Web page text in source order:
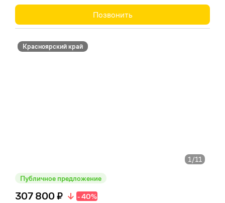
Позвонить
Красноярский край
1/11
Публичное предложение
307 800 ₽
- 40%